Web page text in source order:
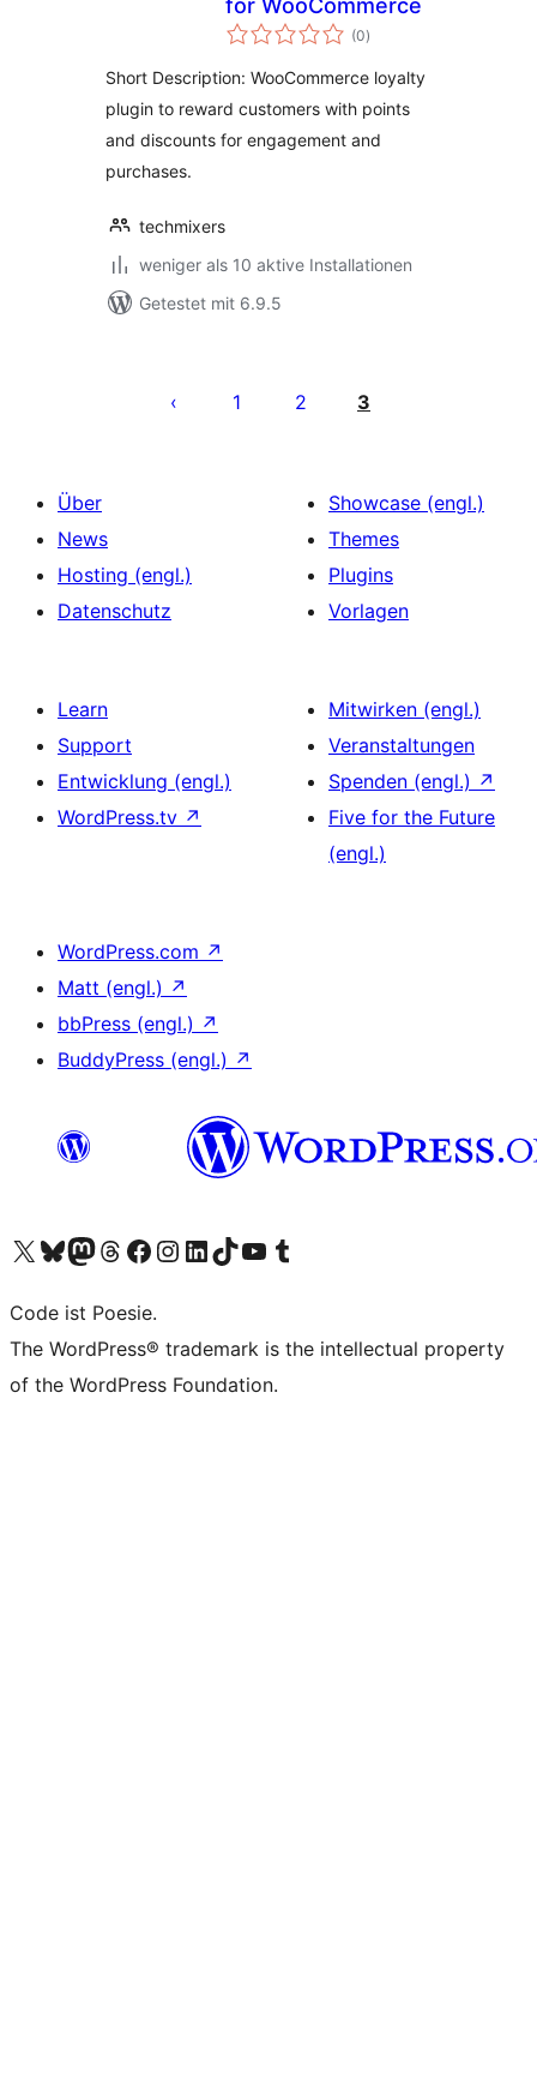
for WooCommerce
(0Bewertungen
insgesamt
)
Short Description: WooCommerce loyalty
plugin to reward customers with points
and discounts for engagement and
purchases.
techmixers
weniger als 10 aktive Installationen
Getestet mit 6.9.5
1 2 3
Über
News
Hosting (engl.)
Datenschutz
Showcase (engl.)
Themes
Plugins
Vorlagen
Learn
Support
Entwicklung (engl.)
WordPress.tv ↗
Mitwirken (engl.)
Veranstaltungen
Spenden (engl.) ↗
Five for the Future
(engl.)
WordPress.com ↗
Matt (engl.) ↗
bbPress (engl.) ↗
BuddyPress (engl.) ↗
Unser X-Konto (früher Twitter) besuchen
Unser Bluesky-Konto besuchen
Unser Mastodon-Konto besuchen
Unser Threads-Konto besuchen
Unsere Facebook-Seite besuchen
Unser Instagram-Konto besuchen
Unser LinkedIn-Konto besuchen
Unser TikTok-Konto besuchen
Unseren YouTube-Kanal besuchen
Unser Tumblr-Konto besuchen
Code ist Poesie.
The WordPress® trademark is the intellectual property
of the WordPress Foundation.